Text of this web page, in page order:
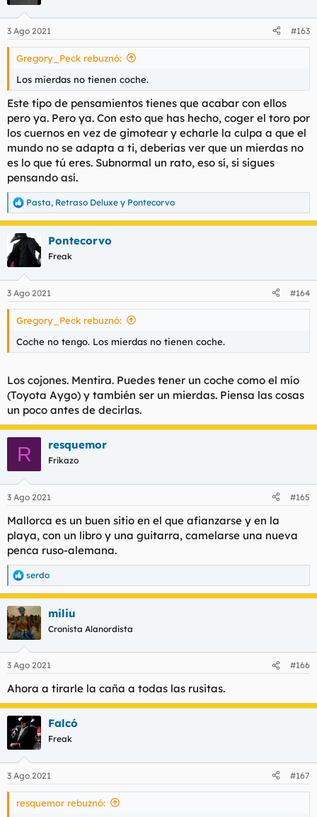
e
s
3 Ago 2021 #163
Gregory_Peck rebuznó:
Los mierdas no tienen coche.
Este tipo de pensamientos tienes que acabar con ellos
pero ya. Pero ya. Con esto que has hecho, coger el toro por
los cuernos en vez de gimotear y echarle la culpa a que el
mundo no se adapta a ti, deberías ver que un mierdas no
es lo que tú eres. Subnormal un rato, eso sí, si sigues
pensando así.
R
e
a
c
c
i
e
s
Pasta, Retraso Deluxe y Pontecorvo
Pontecorvo
Freak
3 Ago 2021 #164
Gregory_Peck rebuznó:
Coche no tengo. Los mierdas no tienen coche.
Los cojones. Mentira. Puedes tener un coche como el mío
(Toyota Aygo) y también ser un mierdas. Piensa las cosas
un poco antes de decirlas.
R resquemor
Frikazo
3 Ago 2021 #165
Mallorca es un buen sitio en el que afianzarse y en la
playa, con un libro y una guitarra, camelarse una nueva
penca ruso-alemana.
R
e
a
c
c
i
e
:
serdo
miliu
Cronista Alanordista
3 Ago 2021 #166
Ahora a tirarle la caña a todas las rusitas.
Falcó
Freak
3 Ago 2021 #167
resquemor rebuznó: